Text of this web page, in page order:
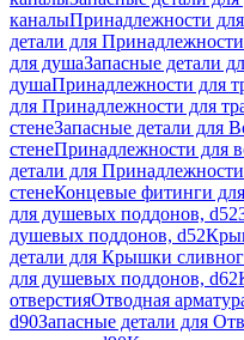
каналыПринадлежности
детали для
для душаЗапасные детали
душаПринадлежности для
для Принадлежности для
стенеЗапасные детали для
стенеПринадлежности для
детали для
стенеКонцевые фитинги
для душевых поддонов, d52
душевых поддонов, d52
детали для Крышки
для душевых поддонов, d62
отверстияОтводная
d90Запасные детали для